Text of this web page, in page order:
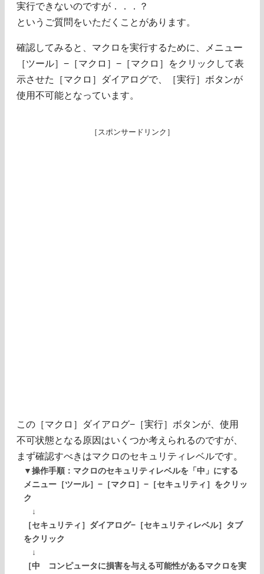
実行できないのですが．．．？
というご質問をいただくことがあります。
確認してみると、マクロを実行するために、メニュー
［ツール］−［マクロ］−［マクロ］をクリックして表
示させた［マクロ］ダイアログで、［実行］ボタンが
使用不可能となっています。
［スポンサードリンク］
この［マクロ］ダイアログ−［実行］ボタンが、使用
不可状態となる原因はいくつか考えられるのですが、
まず確認すべきはマクロのセキュリティレベルです。
▼操作手順：マクロのセキュリティレベルを「中」にする
メニュー［ツール］−［マクロ］−［セキュリティ］をクリッ
ク
↓
［セキュリティ］ダイアログ−［セキュリティレベル］タブ
をクリック
↓
［中 コンピュータに損害を与える可能性があるマクロを実